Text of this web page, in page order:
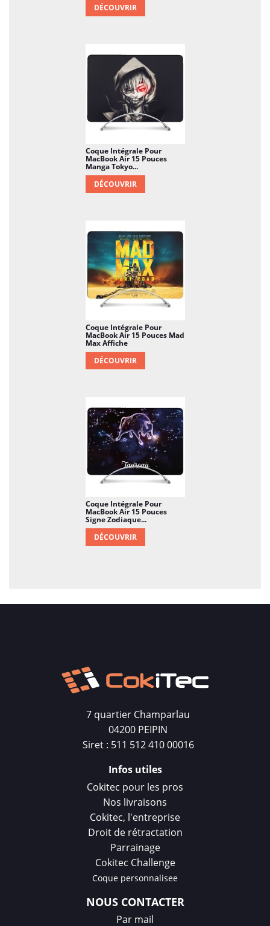
DÉCOUVRIR
Coque Intégrale Pour
MacBook Air 15 Pouces
Manga Tokyo...
DÉCOUVRIR
Coque Intégrale Pour
MacBook Air 15 Pouces Mad
Max Affiche
DÉCOUVRIR
Coque Intégrale Pour
MacBook Air 15 Pouces
Signe Zodiaque...
DÉCOUVRIR
7 quartier Champarlau
04200 PEIPIN
Siret : 511 512 410 00016
Infos utiles
Cokitec pour les pros
Nos livraisons
Cokitec, l'entreprise
Droit de rétractation
Parrainage
Cokitec Challenge
Coque personnalisee
NOUS CONTACTER
Par mail